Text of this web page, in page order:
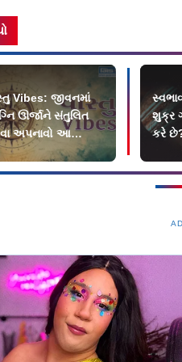
Vibes: જીવનમાં
ઊર્જાને સંતુલિત
અપનાવો આ
રીત
શુક્ર
કરે